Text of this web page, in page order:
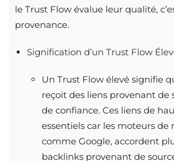
le Trust Flow évalue leur qualité,
provenance.
Signification d’un Trust Flow
Un Trust Flow élevé signifie
reçoit des liens provenant de
de confiance. Ces liens de
essentiels car les moteurs de
comme Google, accordent
backlinks provenant de